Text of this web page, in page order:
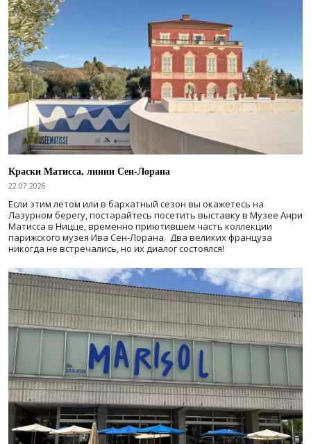
Краски Матисса, линии Сен-Лорана
22.07.2026
Если этим летом или в бархатный сезон вы окажетесь на
Лазурном берегу, постарайтесь посетить выставку в Музее Анри
Матисса в Ницце, временно приютившем часть коллекции
парижского музея Ива Сен-Лорана. Два великих француза
никогда не встречались, но их диалог состоялся!